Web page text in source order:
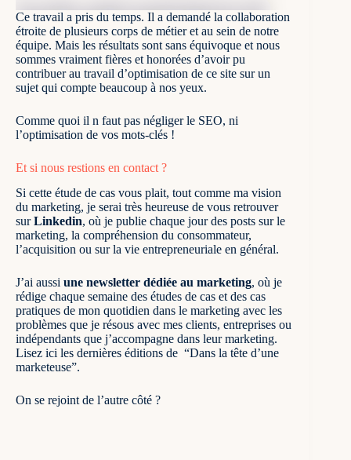
Par exemple, consulter un professionnel de la santé,
entamer un traitement, emmener l’enfant chez son
pédiatre, voire même parfois des actions d’urgence.
Une fois la structure créée, nous avons pris les pages les
unes après les autres. Nous avons créé un fichier Excel
répertoriant toutes les URL avec leur balise actuelle et
de mots optimal à attendre sur la requête.
TextOptimizer, YourtextGuru, Ubersuggest, Semrush, et
nos nombreux autres outils bien utiles.
La rédaction optimisée peut commencer
Puis, est venu le moment de nous atteler à la rédaction.
Nous nous sommes mises à deux pour que la tâche
toujours le cas dans un cadre médical, le processus de
validation a été vraiment bien défini.
De manière à ce qu’il puisse passer à la fois entre les
mains de l’association pour une première relecture, puis
relu par le corps médical pour une vérification de
Lorsque toutes ces étapes de relecture et de validation
Ce travail a pris du temps. Il a demandé la collaboration
étroite de plusieurs corps de métier et au sein de notre
équipe. Mais les résultats sont sans équivoque et nous
sommes vraiment fières et honorées d’avoir pu
contribuer au travail d’optimisation de ce site sur un
sujet qui compte beaucoup à nos yeux.
Comme quoi il n faut pas négliger le SEO, ni
l’optimisation de vos mots-clés !
Et si nous restions en contact ?
Si cette étude de cas vous plait, tout comme ma vision
du marketing, je serai très heureuse de vous retrouver
surLinkedin, où je publie chaque jour des posts sur le
marketing, la compréhension du consommateur,
l’acquisition ou sur la vie entrepreneuriale en général.
J’ai aussi une newsletter dédiée au marketing, où je
rédige chaque semaine des études de cas et des cas
pratiques de mon quotidien dans le marketing avec les
problèmes que je résous avec mes clients, entreprises ou
indépendants que j’accompagne dans leur marketing.
Lisez ici les dernières éditions de “Dans la tête d’une
marketeuse”.
On se rejoint de l’autre côté ?